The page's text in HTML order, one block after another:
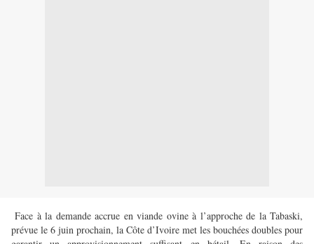
Face à la demande accrue en viande ovine à l’approche de la Tabaski,
prévue le 6 juin prochain, la Côte d’Ivoire met les bouchées doubles pour